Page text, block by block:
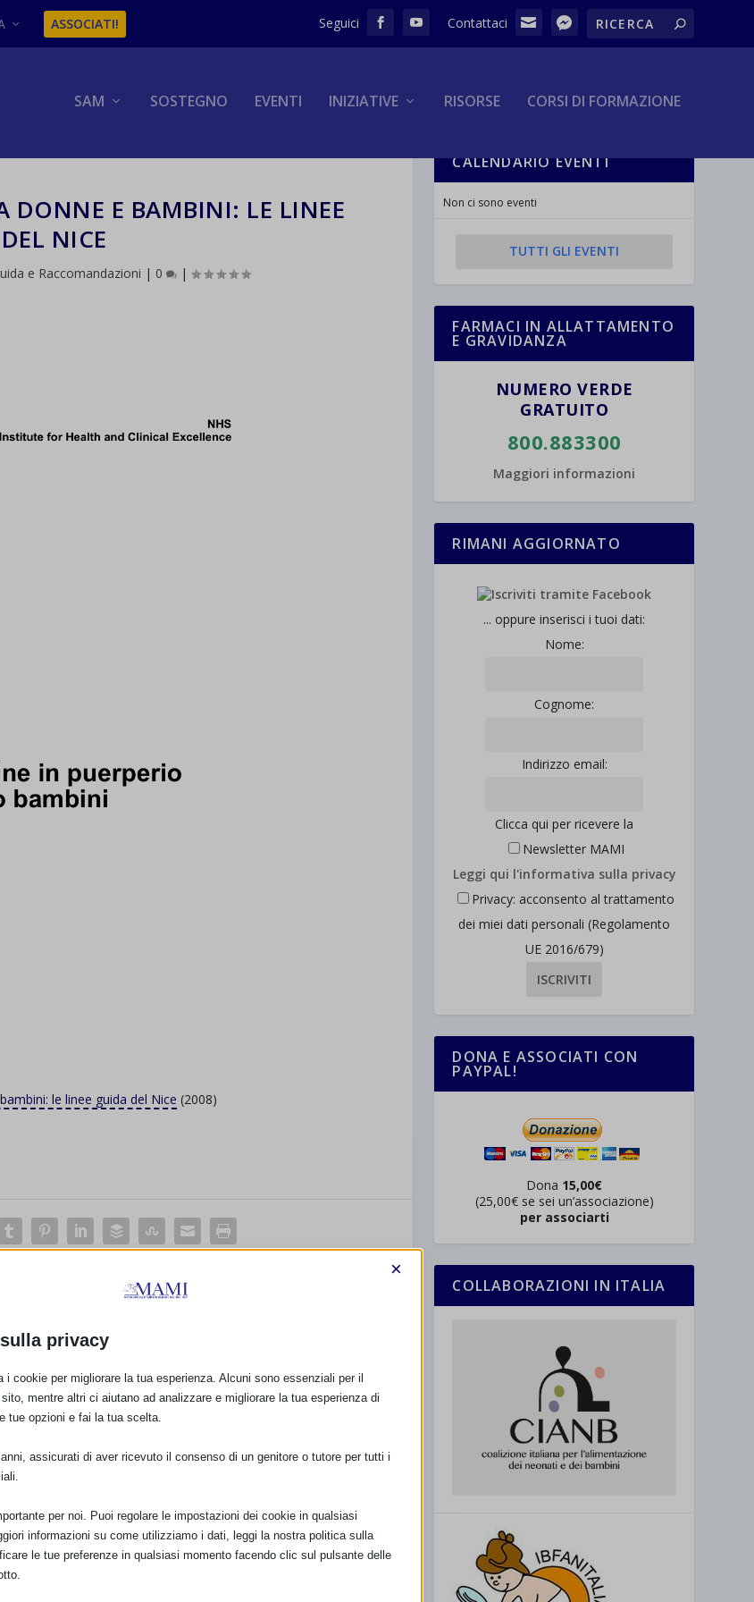
ASSOCIATI!
SAM SOSTEGNO EVENTI INIZIATIVE RISORSE CORSI DI FORMAZIONE
DONNE E BAMBINI: LE LINEE
NICE
e Raccomandazioni | 0 |
le linee guida del Nice (2008)
Blueprint 2008: Protezione, promozione e sostegno
dell’allattamento al seno in Europa: un Programma d’Azione
CALENDARIO EVENTI
Non ci sono eventi
TUTTI GLI EVENTI
FARMACI IN ALLATTAMENTO
E GRAVIDANZA
NUMERO VERDE
GRATUITO
800.883300
Maggiori informazioni
RIMANI AGGIORNATO
... oppure inserisci i tuoi dati:
Nome:
Cognome:
Indirizzo email:
Clicca qui per ricevere la
Newsletter MAMI
Leggi qui l'informativa sulla privacy
Privacy: acconsento al trattamento
dei miei dati personali (Regolamento
UE 2016/679)
DONA E ASSOCIATI CON
PAYPAL!
Dona 15,00€
(25,00€ se sei un’associazione)
per associarti
COLLABORAZIONI IN ITALIA
privacy
×
i cookie per migliorare la tua esperienza. Alcuni sono essenziali per il
mentre altri ci aiutano ad analizzare e migliorare la tua esperienza di
tue opzioni e fai la tua scelta.
assicurati di aver ricevuto il consenso di un genitore o tutore per tutti i
per noi. Puoi regolare le impostazioni dei cookie in qualsiasi
informazioni su come utilizziamo i dati, leggi la nostra politica sulla
le tue preferenze in qualsiasi momento facendo clic sul pulsante delle